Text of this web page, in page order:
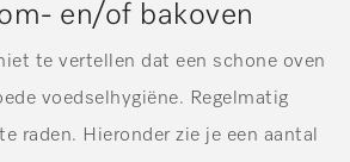
en/of bakoven
te vertellen dat een schone oven
voedselhygiëne. Regelmatig
raden. Hieronder zie je een aantal